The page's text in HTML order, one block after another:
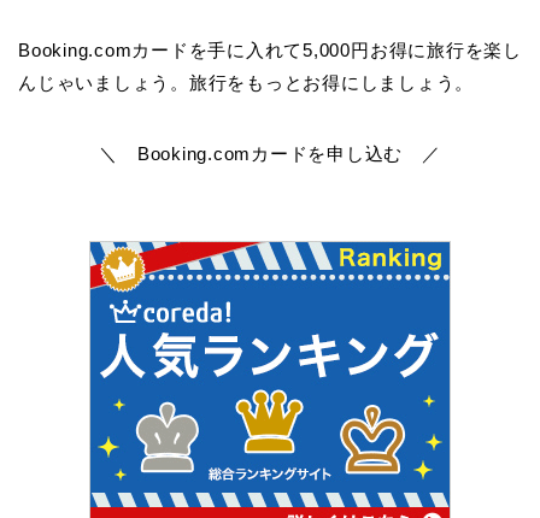
Booking.comカードを手に入れて5,000円お得に旅行を楽し
んじゃいましょう。旅行をもっとお得にしましょう。
＼ Booking.comカードを申し込む ／